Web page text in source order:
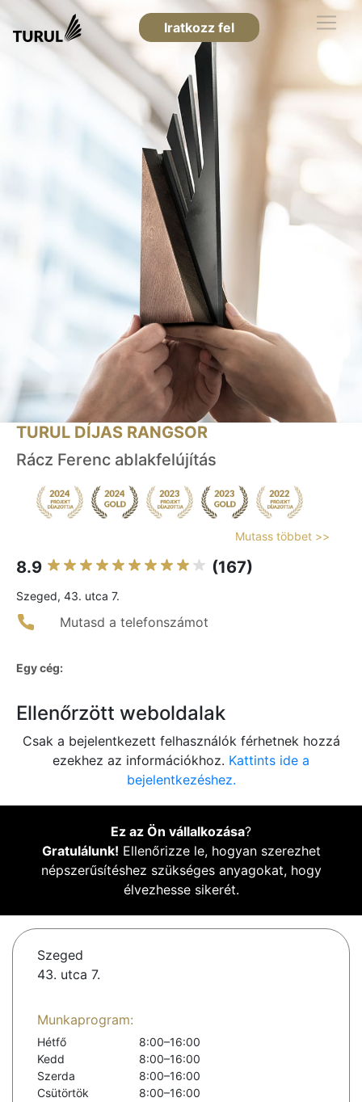
Iratkozz fel
TURUL DÍJAS RANGSOR
Rácz Ferenc ablakfelújítás
Mutass többet >>
8.9 (167)
Szeged, 43. utca 7.
Mutasd a telefonszámot
Egy cég:
Ellenőrzött weboldalak
Csak a bejelentkezett felhasználók férhetnek hozzá
ezekhez az információkhoz. Kattints ide a
bejelentkezéshez.
Ez az Ön vállalkozása?
Gratulálunk! Ellenőrizze le, hogyan szerezhet
népszerűsítéshez szükséges anyagokat, hogy
élvezhesse sikerét.
Szeged
43. utca 7.
Munkaprogram:
Hétfő
8:00–16:00
Kedd
8:00–16:00
Szerda
8:00–16:00
Csütörtök
8:00–16:00